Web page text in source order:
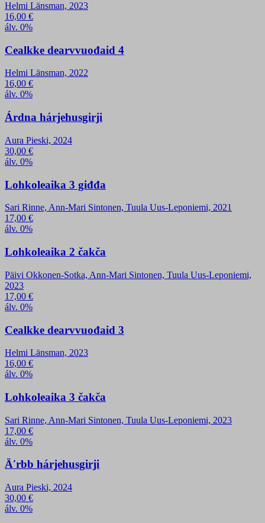
Helmi Länsman, 2023
16,00 €
álv. 0%
Cealkke dearvvuođaid 4
Helmi Länsman, 2022
16,00 €
álv. 0%
Árdna hárjehusgirji
Aura Pieski, 2024
30,00 €
álv. 0%
Lohkoleaika 3 giđđa
Sari Rinne, Ann-Mari Sintonen, Tuula Uus-Leponiemi, 2021
17,00 €
álv. 0%
Lohkoleaika 2 čakča
Päivi Okkonen-Sotka, Ann-Mari Sintonen, Tuula Uus-Leponiemi,
2023
17,00 €
álv. 0%
Cealkke dearvvuođaid 3
Helmi Länsman, 2023
16,00 €
álv. 0%
Lohkoleaika 3 čakča
Sari Rinne, Ann-Mari Sintonen, Tuula Uus-Leponiemi, 2023
17,00 €
álv. 0%
Äʹrbb hárjehusgirji
Aura Pieski, 2024
30,00 €
álv. 0%